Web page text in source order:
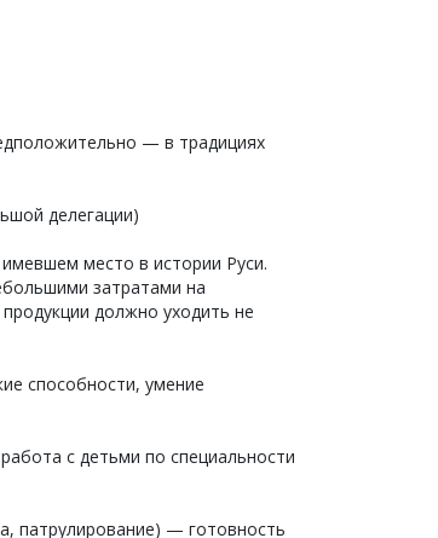
— в традициях
делегации)
место в истории Руси.
затратами на
должно уходить не
способности, умение
с детьми по специальности
патрулирование) — готовность